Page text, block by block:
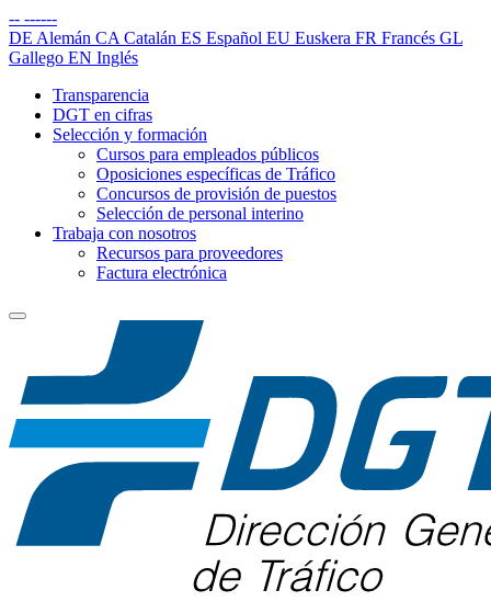
-- ------
DE Alemán CA Catalán ES Español EU Euskera FR Francés GL
Gallego EN Inglés
Transparencia
DGT en cifras
Selección y formación
Cursos para empleados públicos
Oposiciones específicas de Tráfico
Concursos de provisión de puestos
Selección de personal interino
Trabaja con nosotros
Recursos para proveedores
Factura electrónica